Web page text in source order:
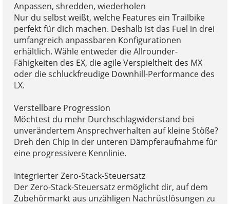
Anpassen, shredden, wiederholen
Nur du selbst weißt, welche Features ein Trailbike
perfekt für dich machen. Deshalb ist das Fuel in drei
umfangreich anpassbaren Konfigurationen
erhältlich. Wähle entweder die Allrounder-
Fähigkeiten des EX, die agile Verspieltheit des MX
oder die schluckfreudige Downhill-Performance des
LX.
Verstellbare Progression
Möchtest du mehr Durchschlagwiderstand bei
unverändertem Ansprechverhalten auf kleine Stöße?
Dreh den Chip in der unteren Dämpferaufnahme für
eine progressivere Kennlinie.
Integrierter Zero-Stack-Steuersatz
Der Zero-Stack-Steuersatz ermöglicht dir, auf dem
Zubehörmarkt aus unzähligen Nachrüstlösungen zu